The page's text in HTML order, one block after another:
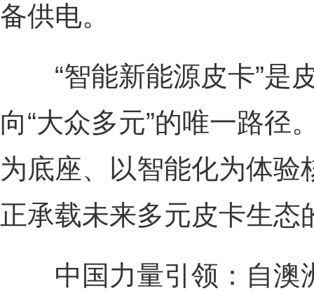
备供电。
“智能新能源皮卡”是皮
向“大众多元”的唯一路径
为底座、以智能化为体
正承载未来多元皮卡生态
中国力量引领：自澳